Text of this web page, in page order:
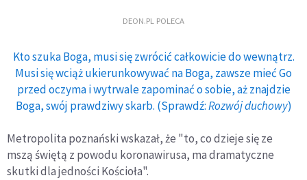
DEON.PL POLECA
Kto szuka Boga, musi się zwrócić całkowicie do wewnątrz.
Musi się wciąż ukierunkowywać na Boga, zawsze mieć Go
przed oczyma i wytrwale zapominać o sobie, aż znajdzie
Boga, swój prawdziwy skarb. (Sprawdź:Rozwój duchowy)
Metropolita poznański wskazał, że "to, co dzieje się ze
mszą świętą z powodu koronawirusa, ma dramatyczne
skutki dla jedności Kościoła".